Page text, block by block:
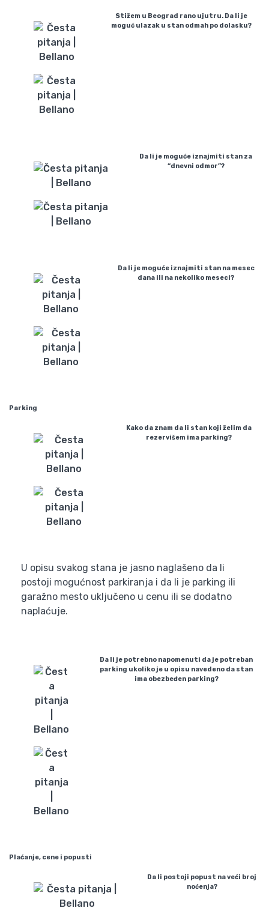
Stižem u Beograd rano ujutru. Da li je
moguć ulazak u stan odmah po dolasku?
Da li je moguće iznajmiti stan za
“dnevni odmor”?
Da li je moguće iznajmiti stan na mesec
dana ili na nekoliko meseci?
Parking
Kako da znam da li stan koji želim da
rezervišem ima parking?
U opisu svakog stana je jasno naglašeno da li
postoji mogućnost parkiranja i da li je parking ili
garažno mesto uključeno u cenu ili se dodatno
naplaćuje.
Da li je potrebno napomenuti da je potreban
parking ukoliko je u opisu navedeno da stan
ima obezbeđen parking?
Plaćanje, cene i popusti
Da li postoji popust na veći broj
noćenja?